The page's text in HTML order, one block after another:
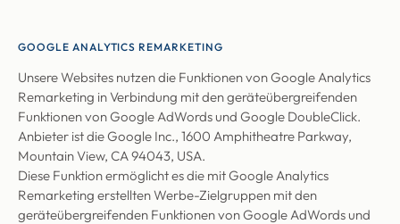
GOOGLE ANALYTICS REMARKETING
Unsere Websites nutzen die Funktionen von Google Analytics
Remarketing in Verbindung mit den geräteübergreifenden
Funktionen von Google AdWords und Google DoubleClick.
Anbieter ist die Google Inc., 1600 Amphitheatre Parkway,
Mountain View, CA 94043, USA.
Diese Funktion ermöglicht es die mit Google Analytics
Remarketing erstellten Werbe-Zielgruppen mit den
geräteübergreifenden Funktionen von Google AdWords und